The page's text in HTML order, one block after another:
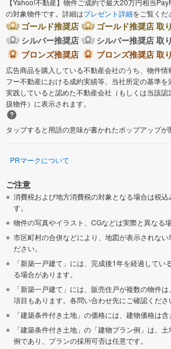
の対象物件です。詳細はプレゼント詳細をご覧くだ
ゴールド推奨店
ゴールド推奨店 取
シルバー推奨店
シルバー推奨店 取
ブロンズ推奨店
ブロンズ推奨店 取
広告商品を購入している不動産会社のうち、物件
フー不動産における成約実績等、当社所定の基準
実践していると認めた不動産会社（もしくは当該
扱物件）に表示されます。
タップすると用語の意味が書かれたポップアップが
PRマークについて
ご注意
消費税および地方消費税の対象となる場合は税込
す。
物件の写真やイラスト、CGなどは実際と異なる場
市区町村の合併などにより、地図が表示されない
ださい。
「新築一戸建て」には、完成後1年を経過してい
る場合があります。
「新築一戸建て」には、販売住戸が複数の物件
項目もあります。各問い合わせ先にご確認くださ
「建築条件付き土地」の価格には、建物価格は含
「建築条件付き土地」の「建物プラン例」は、
例であり、プランの採用可否は任意です。